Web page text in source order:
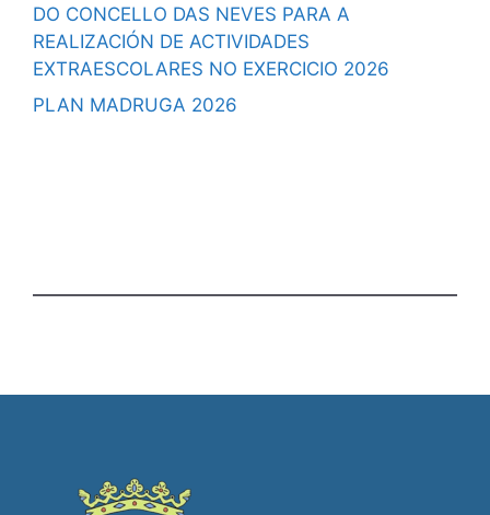
DO CONCELLO DAS NEVES PARA A
REALIZACIÓN DE ACTIVIDADES
EXTRAESCOLARES NO EXERCICIO 2026
PLAN MADRUGA 2026